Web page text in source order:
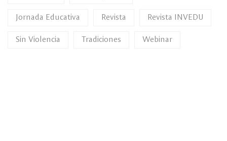
Jornada Educativa Revista Revista INVEDU
Sin Violencia Tradiciones Webinar